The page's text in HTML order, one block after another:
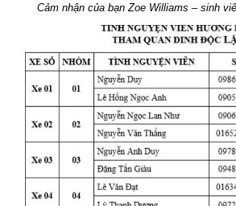
Cảm nhận của bạn Zoe Williams – sinh